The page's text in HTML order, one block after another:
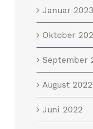
Januar 2023
Oktober
September
August 2022
Juni 2022